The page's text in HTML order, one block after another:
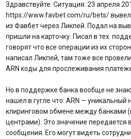
Здравствуйте. Ситуация: 23 апреля
https://www.favbet.com/ru/bets/ вывел
из Фавбет через Ликпей. Подал на
пришли на карточку. Писал в тех.
говорят что все операции из их
написал Ликпей, там тоже все
ARN коды для прослеживания
Но в поддержке банка вообще не
нашел в гугле что: ARN — уникальный
клиринговом обмене между банками
центрами). Это значение передается
сообщения. Его могут видеть